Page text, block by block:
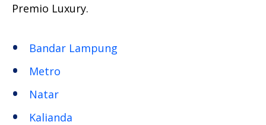
Premio Luxury.
Bandar Lampung
Metro
Natar
Kalianda